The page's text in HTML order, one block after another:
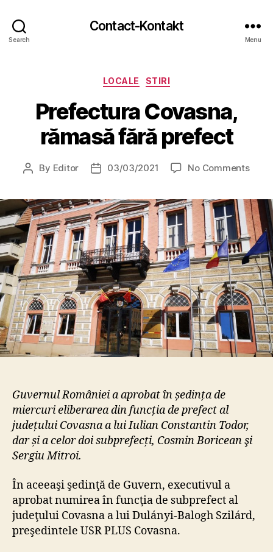
Search
Contact-Kontakt
Menu
Categories
LOCALE STIRI
Prefectura Covasna,
rămasă fără prefect
Post
By Editor
Post03/03/2021 No Commentson
fără
Guvernul României a aprobat în ședința de
miercuri eliberarea din funcția de prefect al
județului Covasna a lui Iulian Constantin Todor,
dar și a celor doi subprefecți, Cosmin Boricean şi
Sergiu Mitroi.
În aceeaşi şedinţă de Guvern, executivul a
aprobat numirea în funcţia de subprefect al
judeţului Covasna a lui Dulányi-Balogh Szilárd,
preşedintele USR PLUS Covasna.